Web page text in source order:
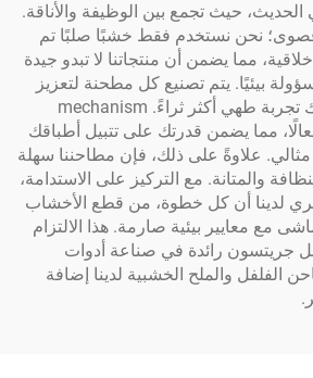
الحديث، حيث تجمع بين الوظيفة والأناقة.
قصوى؛ نحن نستخدم فقط خشبًا صلبًا تم
مما يضمن أن منتجاتنا لا تبدو جيدة
بيئيًا. يتم تصنيع كل مطحنة لتعزيز
نكهة توابلتك، مما يمنحك تجربة طهي أكثر ثراءً. mechanism
مما يضمن قدرتك على تتبيل أطباقك
علاوةً على ذلك، فإن مطاحننا سهلة
والمتانة. مع التركيز على الاستدامة،
لدينا أن كل خطوة، من قطع الأخشاب
مع معايير بيئية صارمة. هذا الالتزام
جريتسون رائدة في صناعة أدوات
الفلفل والملح الخشبية لدينا إضافة